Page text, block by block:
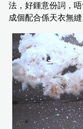
法，好鍾意份詞，
成個配合係天衣無縫